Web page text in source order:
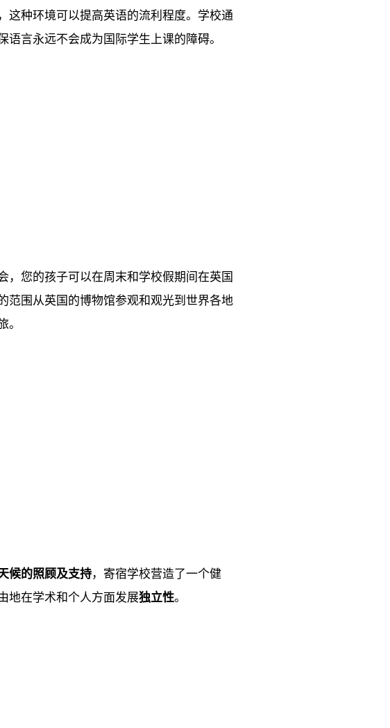
这种环境可以提高英语的流利程度。学校通
言永远不会成为国际学生上课的障碍。
，您的孩子可以在周末和学校假期间在英国
范围从英国的博物馆参观和观光到世界各地
候的照顾及支持，寄宿学校营造了一个健
地在学术和个人方面发展独立性。